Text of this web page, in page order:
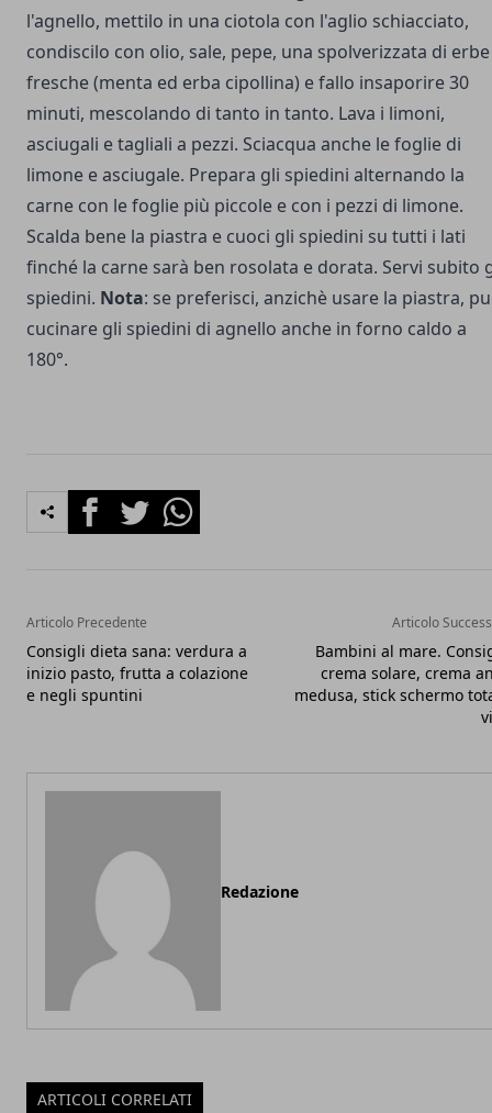
l'agnello, mettilo in una ciotola con l'aglio schiacciato,
condiscilo con olio, sale, pepe, una spolverizzata di erbe
fresche (menta ed erba cipollina) e fallo insaporire 30
minuti, mescolando di tanto in tanto. Lava i limoni,
asciugali e tagliali a pezzi. Sciacqua anche le foglie di
limone e asciugale. Prepara gli spiedini alternando la
carne con le foglie più piccole e con i pezzi di limone.
Scalda bene la piastra e cuoci gli spiedini su tutti i lati
finché la carne sarà ben rosolata e dorata. Servi subito
spiedini. Nota: se preferisci, anzichè usare la piastra,
cucinare gli spiedini di agnello anche in forno caldo a
180°.
FacebookTwitterWhatsapp
Articolo Precedente
Consigli dieta sana: verdura a
inizio pasto, frutta a colazione
e negli spuntini
Articolo
Bambini al mare.
crema solare, crema
medusa, stick schermo
Redazione
ARTICOLI CORRELATI